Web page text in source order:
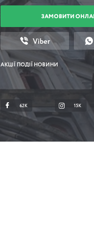
ЗАМОВИТИ
Viber
АКЦІЇ ПОДІЇ НОВИНИ
62K 15K